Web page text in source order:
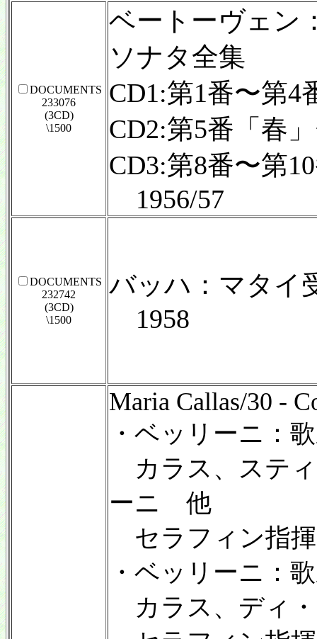
DOCUMENTS
233076
(3CD)
\1500
ベートーヴェン
ソナタ全集
CD1:第1番〜第4
CD2:第5番「春
CD3:第8番〜第
1956/57
DOCUMENTS
232742
(3CD)
\1500
バッハ：マタイ
1958
Maria Callas/30 -
・ベッリーニ
カラス、ステ
ーニ 他
セラフィン指
・ベッリーニ
カラス、ディ